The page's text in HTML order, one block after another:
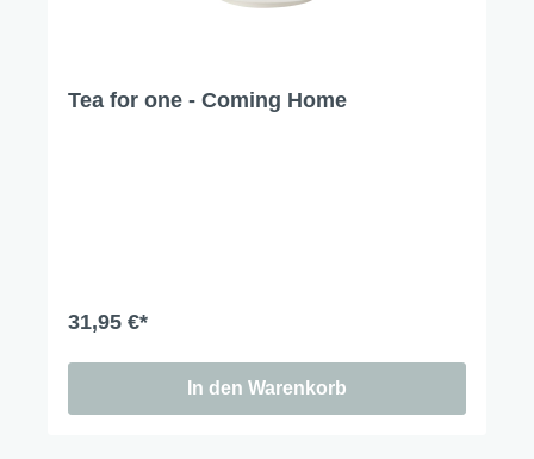
Tea for one - Coming Home
31,95 €*
In den Warenkorb